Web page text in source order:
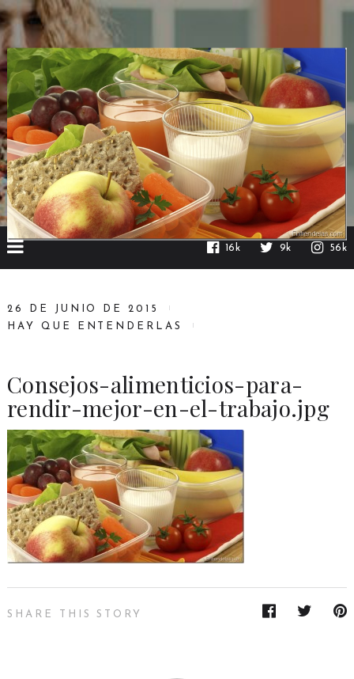
16k 9k 56k
26 DE JUNIO DE 2015
HAY QUE ENTENDERLAS
Consejos-alimenticios-para-
rendir-mejor-en-el-trabajo.jpg
SHARE THIS STORY